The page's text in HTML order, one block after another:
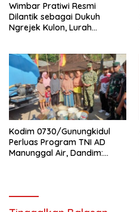
Wimbar Pratiwi Resmi
Dilantik sebagai Dukuh
Ngrejek Kulon, Lurah
Warga
Kodim 0730/Gunungkidul
Perluas Program TNI AD
Manunggal Air, Dandim: